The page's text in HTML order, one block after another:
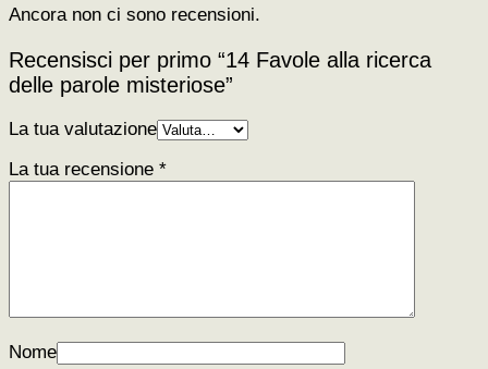
Ancora non ci sono recensioni.
Recensisci per primo “14 Favole alla ricerca
delle parole misteriose”
La tua valutazione
La tua recensione *
Nome